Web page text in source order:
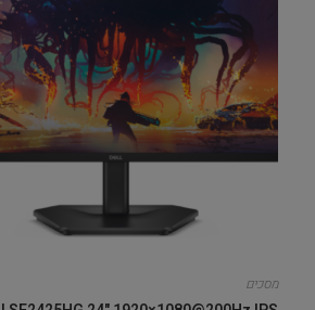
מסכים